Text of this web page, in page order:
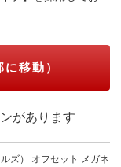
移動）
があります
ズ） オフセット メガネ